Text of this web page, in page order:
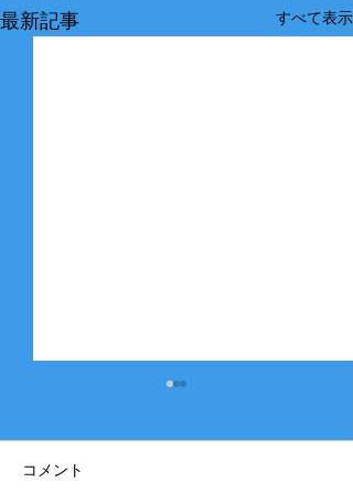
最新記事 すべて表示
コメント